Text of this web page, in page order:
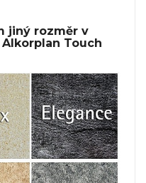
jiný rozměr v
Touch